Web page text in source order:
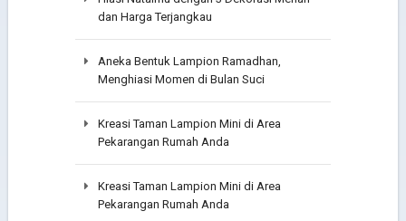
dan Harga Terjangkau
Aneka Bentuk Lampion Ramadhan,
Menghiasi Momen di Bulan Suci
Kreasi Taman Lampion Mini di Area
Pekarangan Rumah Anda
Kreasi Taman Lampion Mini di Area
Pekarangan Rumah Anda